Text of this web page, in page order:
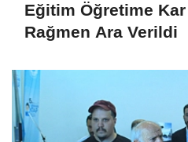
Eğitim Öğretime Kar
Rağmen Ara Verildi